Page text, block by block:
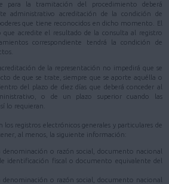
para la tramitación del procedimiento deberá
administrativo acreditación de la condición de
que tiene reconocidos en dicho momento. El
acredite el resultado de la consulta al registro
correspondiente tendrá la condición de
de la representación no impedirá que se
de que se trate, siempre que se aporte aquélla o
del plazo de diez días que deberá conceder al
o de un plazo superior cuando las
lo requieran.
los registros electrónicos generales y particulares de
al menos, la siguiente información:
denominación o razón social, documento nacional
identificación fiscal o documento equivalente del
denominación o razón social, documento nacional